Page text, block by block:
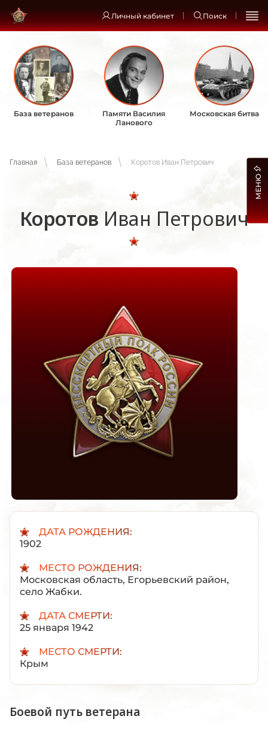
Личный кабинет Поиск
База ветеранов
Памяти Василия
Ланового
Московская битва
Главная База ветеранов Коротов Иван Петрович
Коротов Иван Петрович
ДАТА РОЖДЕНИЯ:
1902
МЕСТО РОЖДЕНИЯ:
Московская область, Егорьевский район,
село Жабки.
ДАТА СМЕРТИ:
25 января 1942
МЕСТО СМЕРТИ:
Крым
Боевой путь ветерана
МЕНЮ